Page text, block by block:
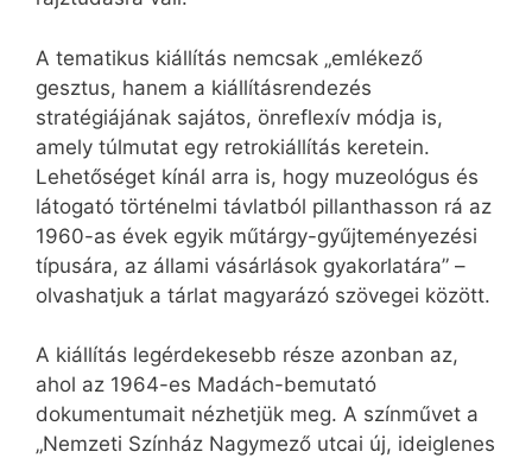
A tematikus kiállítás nemcsak „emlékező
gesztus, hanem a kiállításrendezés
stratégiájának sajátos, önreflexív módja is,
amely túlmutat egy retrokiállítás keretein.
Lehetőséget kínál arra is, hogy muzeológus és
látogató történelmi távlatból pillanthasson rá az
1960-as évek egyik műtárgy-gyűjteményezési
típusára, az állami vásárlások gyakorlatára” –
olvashatjuk a tárlat magyarázó szövegei között.
A kiállítás legérdekesebb része azonban az,
ahol az 1964-es Madách-bemutató
dokumentumait nézhetjük meg. A színművet a
„Nemzeti Színház Nagymező utcai új, ideiglenes